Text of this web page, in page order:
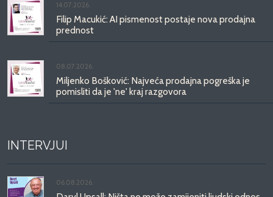
14.07.2026.
Filip Macukić: AI pismenost postaje nova prodajna
prednost
08.07.2026.
Miljenko Bošković: Najveća prodajna pogreška je
pomisliti da je 'ne' kraj razgovora
INTERVJUI
06.08.2026.